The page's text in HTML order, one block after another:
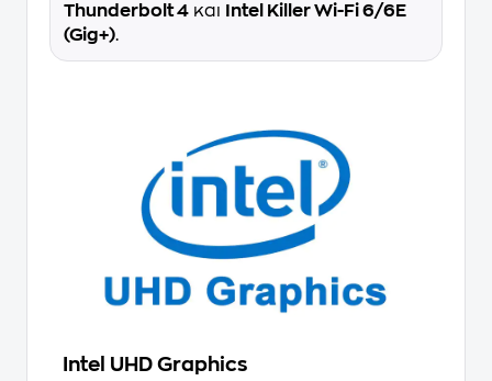
Thunderbolt 4 και
Intel Killer Wi-Fi 6/6E
(Gig+).
Intel UHD Graphics